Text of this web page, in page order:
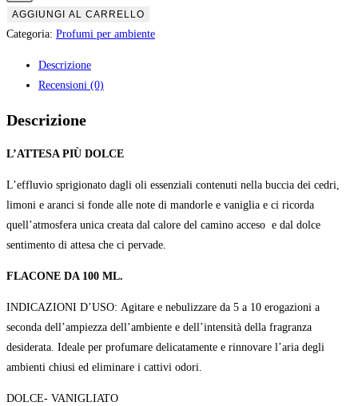
Arancio
dolce
Mandorla
quantità
AGGIUNGI AL CARRELLO
Categoria: Profumi per ambiente
Descrizione
Recensioni (0)
Descrizione
L’ATTESA PIÙ DOLCE
L’effluvio sprigionato dagli oli essenziali contenuti nella buccia dei cedri,
limoni e aranci si fonde alle note di mandorle e vaniglia e ci ricorda
quell’atmosfera unica creata dal calore del camino acceso e dal dolce
sentimento di attesa che ci pervade.
FLACONE DA 100 ML.
INDICAZIONI D’USO: Agitare e nebulizzare da 5 a 10 erogazioni a
seconda dell’ampiezza dell’ambiente e dell’intensità della fragranza
desiderata. Ideale per profumare delicatamente e rinnovare l’aria degli
ambienti chiusi ed eliminare i cattivi odori.
DOLCE- VANIGLIATO